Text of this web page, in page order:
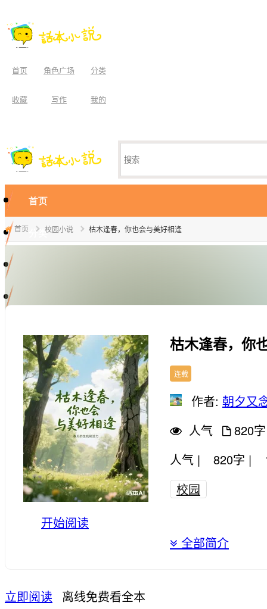
首页 角色广场 分类
收藏 写作 我的
首页
分类
首页 校园小说 枯木逢春，你也会与美好相逢
开始阅读
枯木逢春，你
连载
作者: 朝夕又
人气
820字
人气 |
820字 |
校园
全部简介
立即阅读 离线免费看全本